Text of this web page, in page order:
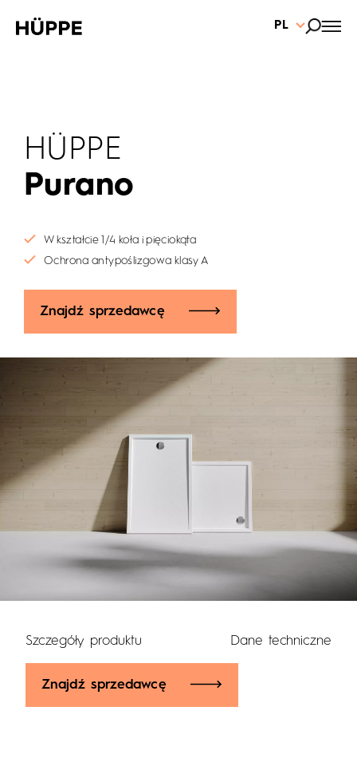
PL
HÜPPE
Purano
W kształcie 1/4 koła i pięciokąta
Ochrona antypoślizgowa klasy A
Znajdź sprzedawcę
Szczegóły produktu Dane techniczne
Znajdź sprzedawcę